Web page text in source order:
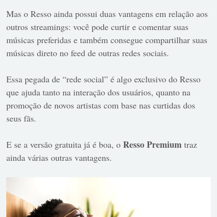
Mas o Resso ainda possui duas vantagens em relação aos
outros streamings: você pode curtir e comentar suas
músicas preferidas e também consegue compartilhar suas
músicas direto no feed de outras redes sociais.
Essa pegada de “rede social” é algo exclusivo do Resso
que ajuda tanto na interação dos usuários, quanto na
promoção de novos artistas com base nas curtidas dos
seus fãs.
E se a versão gratuita já é boa, oResso Premium traz
ainda várias outras vantagens.